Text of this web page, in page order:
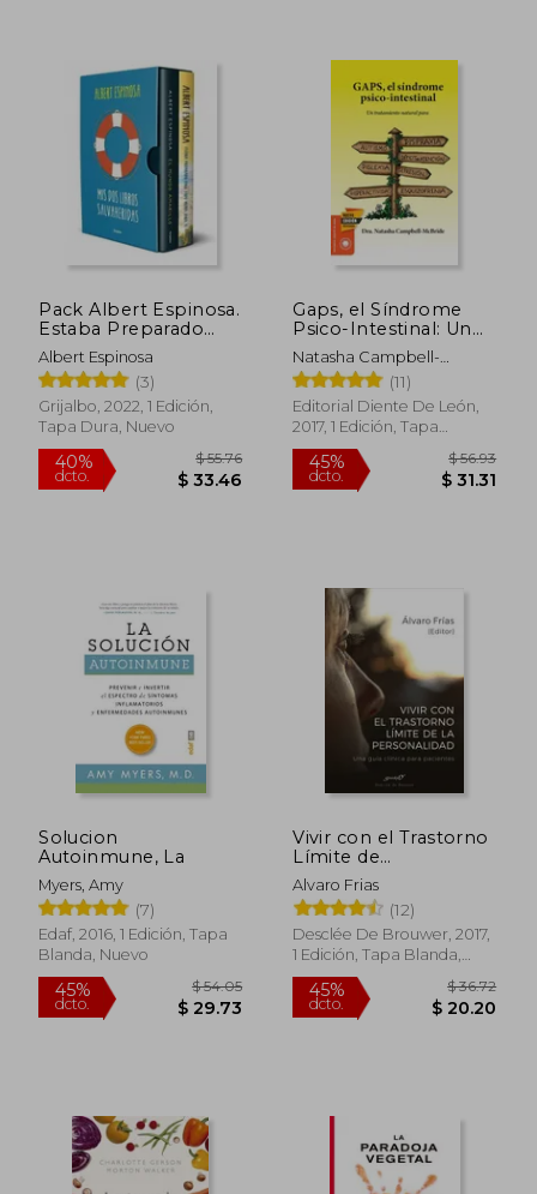
45%
dcto.
45%
dcto.
45%
dcto. $ 25.12
40%
dcto.
Pack Albert Espinosa.
Estaba Preparado
Para Todo. El Mundo
Amarillo (Ed.
Ilustrada)
Albert Espinosa
(3)
Grijalbo, 2022, 1 Edición,
Tapa Dura, Nuevo
Gaps, el Síndrome
Psico-Intestinal: Un
Tratamiento Natural
Para el Autismo, la
Dispraxia, el Trastorno
por Déficit de
Atención con o sin. Y
(Salud y Plantas)
Natasha Campbell-
McBride
(11)
Editorial Diente De León,
2017, 1 Edición, Tapa
Blanda, Nuevo
Solucion
Autoinmune, La
Myers, Amy
(7)
Edaf, 2016, 1 Edición, Tapa
Blanda, Nuevo
Vivir con el Trastorno
Límite de
Personalidad. Una
Guía Clínica Para
Pacientes
Alvaro Frias
(12)
Desclée De Brouwer, 2017,
1 Edición, Tapa Blanda,
Nuevo